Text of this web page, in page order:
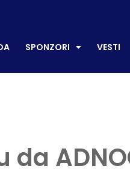
SPONZORI VESTI